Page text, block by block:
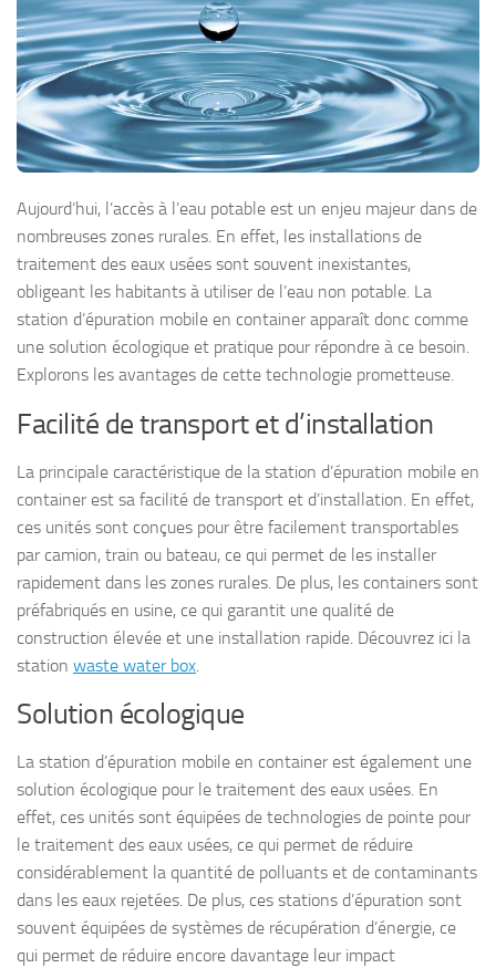
Aujourd’hui, l’accès à l’eau potable est un enjeu majeur dans de
nombreuses zones rurales. En effet, les installations de
traitement des eaux usées sont souvent inexistantes,
obligeant les habitants à utiliser de l’eau non potable. La
station d’épuration mobile en container apparaît donc comme
une solution écologique et pratique pour répondre à ce besoin.
Explorons les avantages de cette technologie prometteuse.
Facilité de transport et d’installation
La principale caractéristique de la station d’épuration mobile en
container est sa facilité de transport et d’installation. En effet,
ces unités sont conçues pour être facilement transportables
par camion, train ou bateau, ce qui permet de les installer
rapidement dans les zones rurales. De plus, les containers sont
préfabriqués en usine, ce qui garantit une qualité de
construction élevée et une installation rapide. Découvrez ici la
station waste water box
Solution écologique
La station d’épuration mobile en container est également une
solution écologique pour le traitement des eaux usées. En
effet, ces unités sont équipées de technologies de pointe pour
le traitement des eaux usées, ce qui permet de réduire
considérablement la quantité de polluants et de contaminants
dans les eaux rejetées. De plus, ces stations d’épuration sont
souvent équipées de systèmes de récupération d’énergie, ce
qui permet de réduire encore davantage leur impact